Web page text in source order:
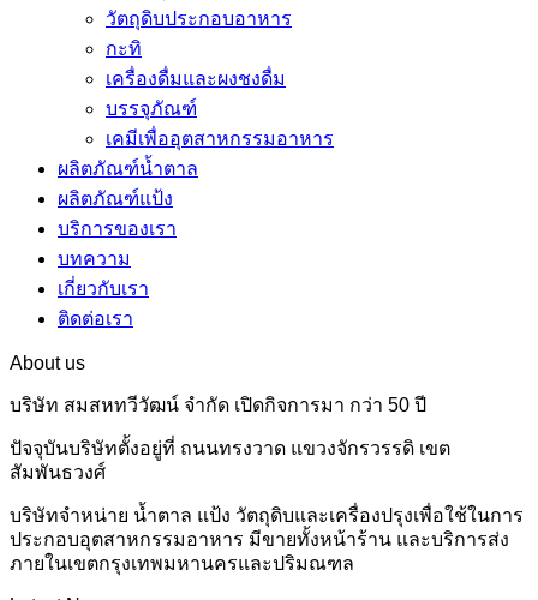
วัตถุดิบประกอบอาหาร
กะทิ
เครื่องดื่มและผงชงดื่ม
บรรจุภัณฑ์
เคมีเพื่ออุตสาหกรรมอาหาร
ผลิตภัณฑ์น้ำตาล
ผลิตภัณฑ์แป้ง
บริการของเรา
บทความ
เกี่ยวกับเรา
ติดต่อเรา
About us
บริษัท สมสหทวีวัฒน์ จำกัด เปิดกิจการมา กว่า 50 ปี
ปัจจุบันบริษัทตั้งอยู่ที่ ถนนทรงวาด แขวงจักรวรรดิ เขต
สัมพันธวงศ์
บริษัทจำหน่าย น้ำตาล แป้ง วัตถุดิบและเครื่องปรุงเพื่อใช้ในการ
ประกอบอุตสาหกรรมอาหาร มีขายทั้งหน้าร้าน และบริการส่ง
ภายในเขตกรุงเทพมหานครและปริมณฑล